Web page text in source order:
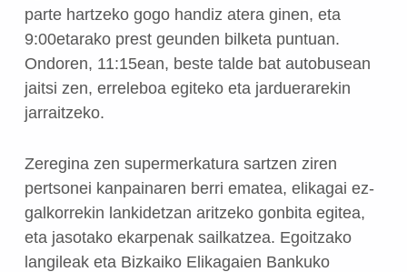
parte hartzeko gogo handiz atera ginen, eta
9:00etarako prest geunden bilketa puntuan.
Ondoren, 11:15ean, beste talde bat autobusean
jaitsi zen, erreleboa egiteko eta jarduerarekin
jarraitzeko.
Zeregina zen supermerkatura sartzen ziren
pertsonei kanpainaren berri ematea, elikagai ez-
galkorrekin lankidetzan aritzeko gonbita egitea,
eta jasotako ekarpenak sailkatzea. Egoitzako
langileak eta Bizkaiko Elikagaien Bankuko